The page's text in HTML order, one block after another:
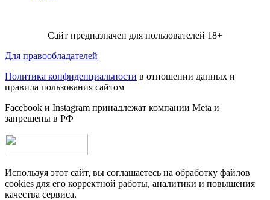
Сайт предназначен для пользователей 18+
Для правообладателей
Политика конфиденциальности в отношении данных и
правила пользования сайтом
Facebook и Instagram принадлежат компании Metа и
запрещены в РФ
Используя этот сайт, вы соглашаетесь на обработку файлов
cookies для его корректной работы, аналитики и повышения
качества сервиса.